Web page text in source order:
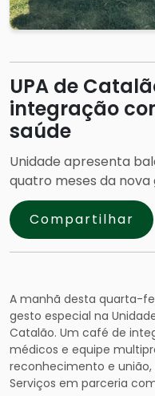
UPA de
integração
saúde
Unidade apresenta
quatro meses da nova
Compartilhar
A manhã desta quarta-
gesto especial na
Catalão. Um café de
médicos e equipe
reconhecimento e união,
Serviços em parceria